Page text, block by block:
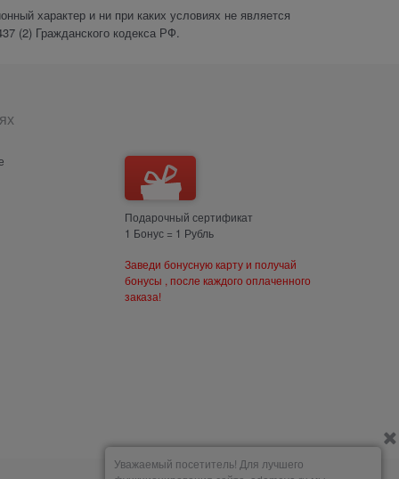
характер и ни при каких условиях не является
(2) Гражданского кодекса РФ.
Подарочный сертификат
1 Бонус = 1 Рубль
Заведи бонусную карту и получай
бонусы , после каждого оплаченного
заказа!
Уважаемый посетитель! Для лучшего